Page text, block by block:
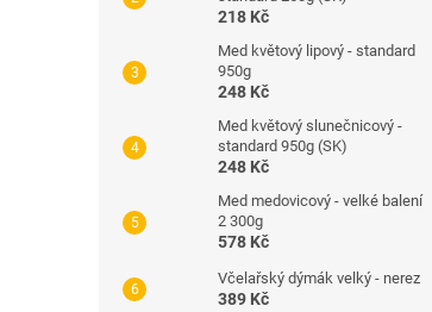
218 Kč
Med květový lipový - standard
950g
248 Kč
Med květový slunečnicový -
standard 950g (SK)
248 Kč
Med medovicový - velké balení
2 300g
578 Kč
Včelařský dýmák velký - nerez
389 Kč